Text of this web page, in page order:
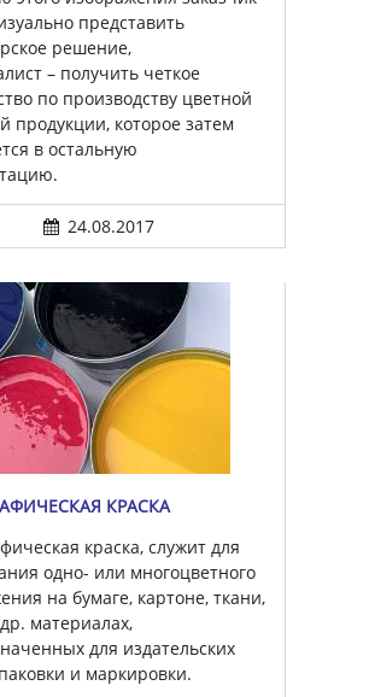
представить
решение,
– получить четкое
по производству цветной
продукции, которое затем
в остальную
24.08.2017
КРАСКА
краска, служит для
одно- или многоцветного
на бумаге, картоне, ткани,
материалах,
для издательских
и маркировки.